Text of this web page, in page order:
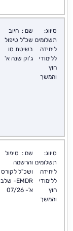
סיווג:
תשלומים
ליחידה
ללימודי
חוץ
והמשך
שם : חיוב
שכ"ל טיפול
בשיטת סו
ג'וק שנה א'
סיווג:
תשלומים
ליחידה
ללימודי
חוץ
והמשך
שם : טיפול
והרשמה
ושכ"ל לקורס
EMDR- שלב
א'- 07/26